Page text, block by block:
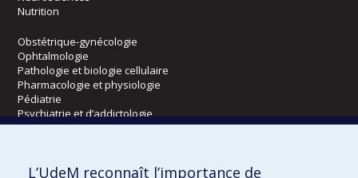
Nutrition
Obstétrique-gynécologie
Ophtalmologie
Pathologie et biologie cellulaire
Pharmacologie et physiologie
Pédiatrie
Psychiatrie et d’addictologie
Radiologie, radio-oncologie et médecine nucléaire
L’UdeM reconnaît l’importance de